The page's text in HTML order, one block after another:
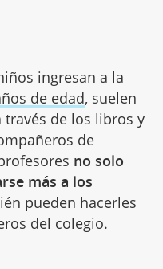
ingresan a la
de edad, suelen
de los libros y
de
no solo
más a los
pueden hacerles
del colegio.